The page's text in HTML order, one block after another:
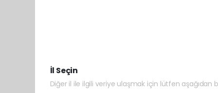
İl Seçin
Diğer il ile ilgili veriye ulaşmak için lütfen aşağıdan